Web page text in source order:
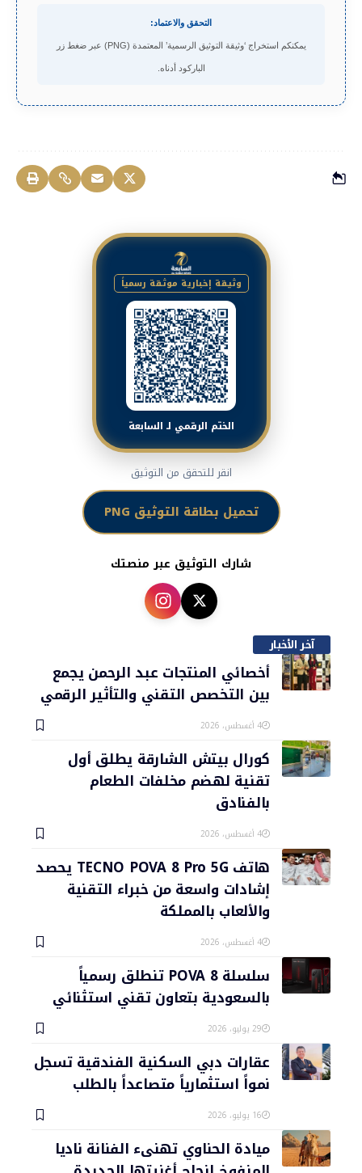
التحقق والاعتماد:
يمكنكم استخراج ‘وثيقة التوثيق الرسمية’ المعتمدة (PNG) عبر ضغط زر
الباركود أدناه.
وثيقة إخبارية موثقة رسمياً
الختم الرقمي لـ السابعة
انقر للتحقق من التوثيق
تحميل بطاقة التوثيق PNG
شارك التوثيق عبر منصتك
آخر الأخبار
أخصائي المنتجات عبد الرحمن يجمع
بين التخصص التقني والتأثير الرقمي
4 أغسطس، 2026
كورال بيتش الشارقة يطلق أول
تقنية لهضم مخلفات الطعام
بالفنادق
4 أغسطس، 2026
هاتف TECNO POVA 8 Pro 5G يحصد
إشادات واسعة من خبراء التقنية
والألعاب بالمملكة
4 أغسطس، 2026
سلسلة POVA 8 تنطلق رسمياً
بالسعودية بتعاون تقني استثنائي
29 يوليو، 2026
عقارات دبي السكنية الفندقية تسجل
نمواً استثمارياً متصاعداً بالطلب
16 يوليو، 2026
ميادة الحناوي تهنىء الفنانة ناديا